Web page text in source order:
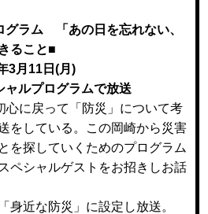
グラム 「あの日を忘れない、
ること■
3月11日(月)
ャルプログラムで放送
心に戻って「防災」について考
をしている。この岡崎から災害
を探していくためのプログラム
ペシャルゲストをお招きしお話
身近な防災」に設定し放送。